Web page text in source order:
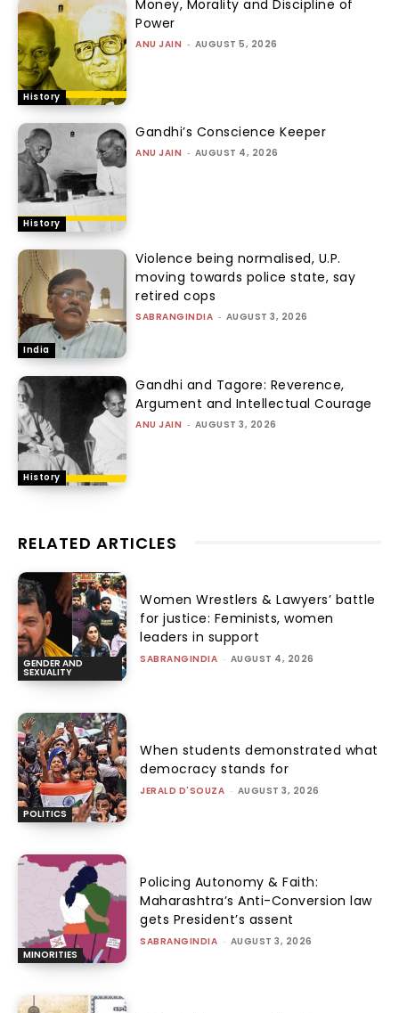
History
Money, Morality and Discipline of
Power
ANU JAIN - AUGUST 5, 2026
History
Gandhi’s Conscience Keeper
ANU JAIN - AUGUST 4, 2026
India
Violence being normalised, U.P.
moving towards police state, say
retired cops
SABRANGINDIA - AUGUST 3, 2026
History
Gandhi and Tagore: Reverence,
Argument and Intellectual Courage
ANU JAIN - AUGUST 3, 2026
RELATED ARTICLES
GENDER AND
SEXUALITY
Women Wrestlers & Lawyers’ battle
for justice: Feminists, women
leaders in support
SABRANGINDIA - AUGUST 4, 2026
POLITICS
When students demonstrated what
democracy stands for
JERALD D'SOUZA - AUGUST 3, 2026
MINORITIES
Policing Autonomy & Faith:
Maharashtra’s Anti-Conversion law
gets President’s assent
SABRANGINDIA - AUGUST 3, 2026